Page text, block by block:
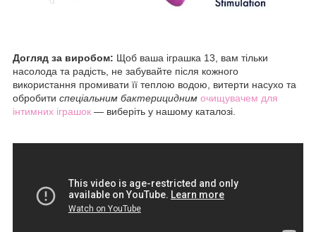
Догляд за виробом: Щоб ваша іграшка 13, вам тільки
насолода та радість, не забувайте після кожного
використання промивати її теплою водою, витерти насухо та
обробити спеціальним бактерицидним очищувачем для
інтимних іграшок — виберіть у нашому каталозі.